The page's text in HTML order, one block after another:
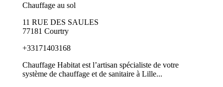
Chauffage au sol
11 RUE DES SAULES
77181 Courtry
+33171403168
Chauffage Habitat est l’artisan spécialiste de votre
système de chauffage et de sanitaire à Lille...